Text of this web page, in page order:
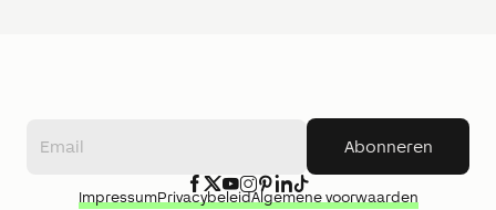
Abonneren
ImpressumPrivacybeleidAlgemene voorwaarden